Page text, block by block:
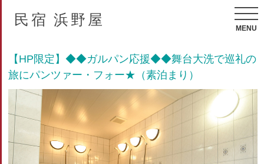
民宿 浜野屋
MENU
【HP限定】◆◆ガルパン応援◆◆舞台大洗で巡礼の
旅にパンツァー・フォー★（素泊まり）